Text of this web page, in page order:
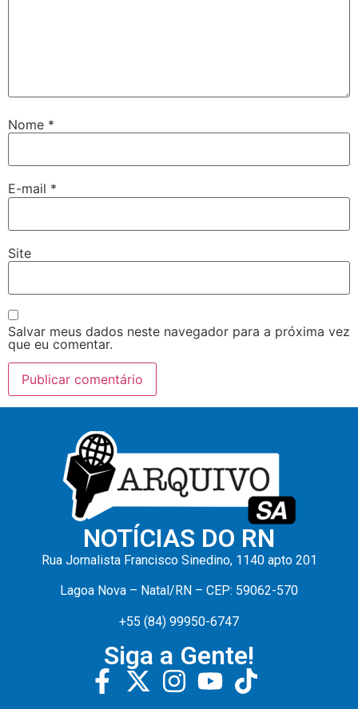
Nome *
E-mail *
Site
Salvar meus dados neste navegador para a próxima vez
que eu comentar.
NOTÍCIAS DO RN
Rua Jornalista Francisco Sinedino, 1140 apto 201
Lagoa Nova – Natal/RN – CEP: 59062-570
+55 (84) 99950-6747
Siga a Gente!